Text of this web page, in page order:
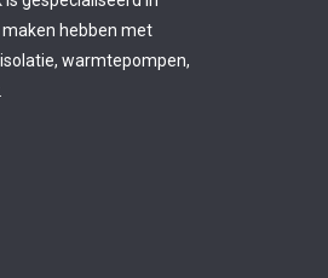
hebben met
warmtepompen,